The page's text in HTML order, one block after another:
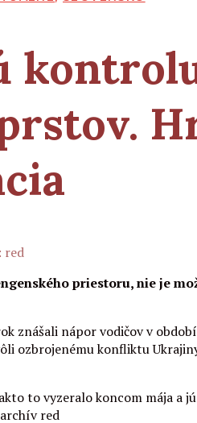
red
priestoru, nie je
znášali nápor vodičov v
ozbrojenému konfliktu
to vyzeralo koncom mája a
red